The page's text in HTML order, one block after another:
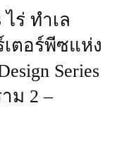
ร่ ทำเล
เตอร์พีซแห่ง
Series
ม 2 –